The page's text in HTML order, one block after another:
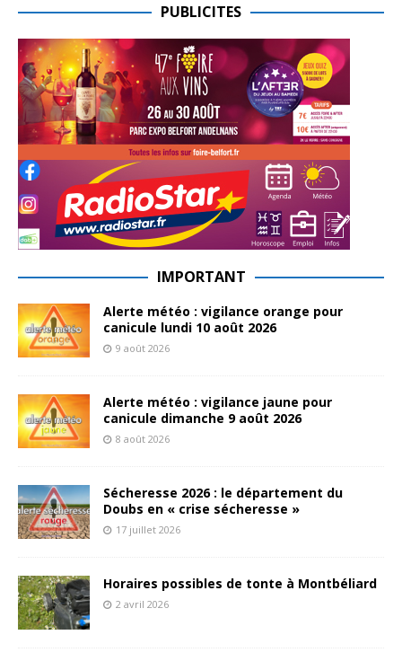
PUBLICITES
IMPORTANT
Alerte météo : vigilance orange pour
canicule lundi 10 août 2026
9 août 2026
Alerte météo : vigilance jaune pour
canicule dimanche 9 août 2026
8 août 2026
Sécheresse 2026 : le département du
Doubs en « crise sécheresse »
17 juillet 2026
Horaires possibles de tonte à Montbéliard
2 avril 2026